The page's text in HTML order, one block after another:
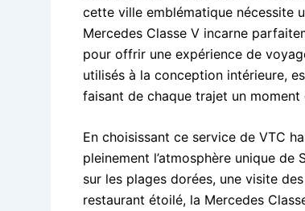
cette ville emblématique nécessite
Mercedes Classe V incarne
pour offrir une expérience de
utilisés à la conception intérieure,
faisant de chaque trajet un
En choisissant ce service de VTC
pleinement l’atmosphère unique
sur les plages dorées, une visite
restaurant étoilé, la Mercedes